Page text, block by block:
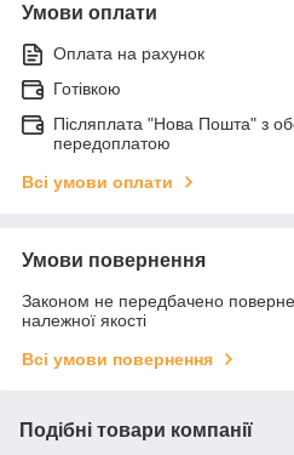
Умови оплати
Оплата на рахунок
Готівкою
Післяплата "Нова Пошта" з
передоплатою
Всі умови оплати
Умови повернення
Законом не передбачено
належної якості
Всі умови повернення
Подібні товари компанії